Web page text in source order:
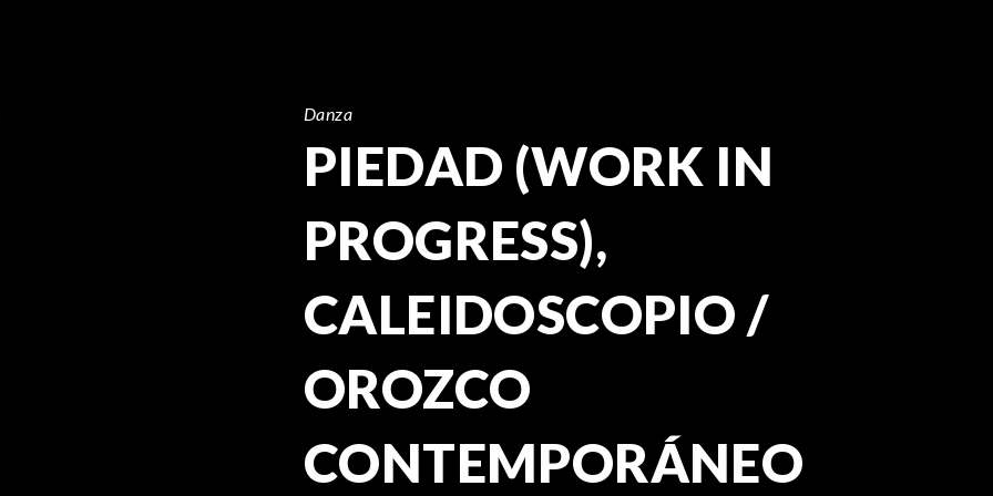
Danza
PIEDAD (WORK IN
PROGRESS),
CALEIDOSCOPIO /
OROZCO
CONTEMPORÁNEO